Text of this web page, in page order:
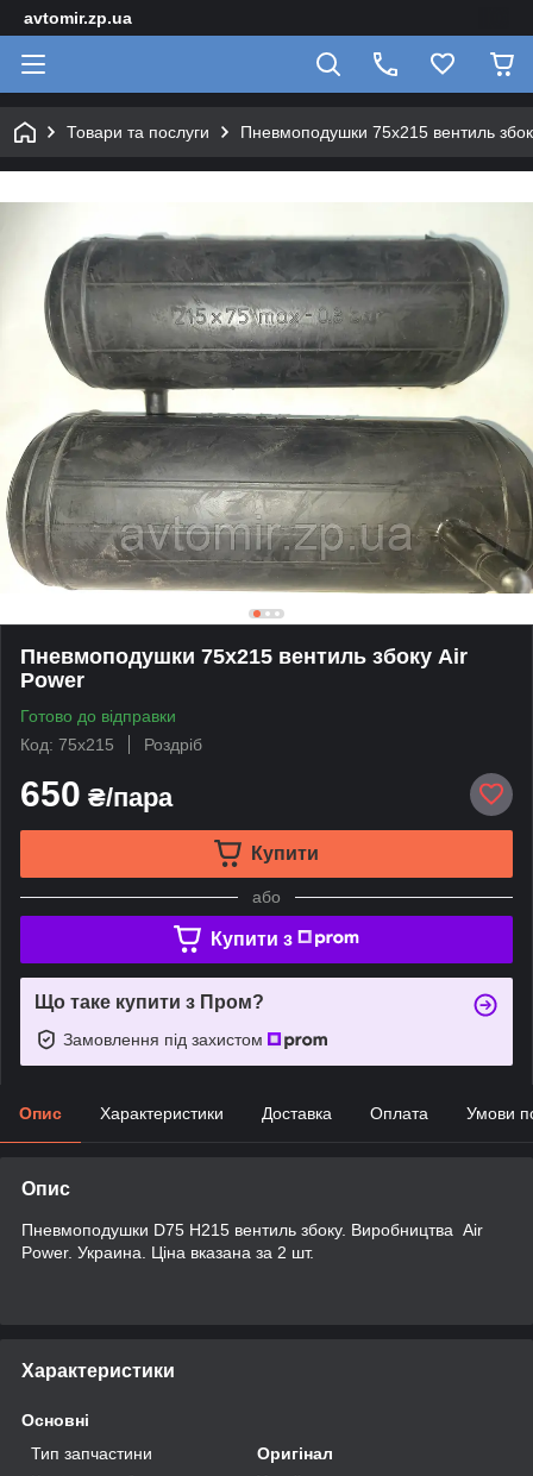
avtomir.zp.ua
Товари та послуги Пневмоподушки 75x215 вентиль
Пневмоподушки 75x215 вентиль збоку Air
Power
Готово до відправки
Код: 75x215
Роздріб
650 ₴/пара
Купити
або
Купити з
Що таке купити з Пром?
Замовлення під захистом
Опис Характеристики Доставка Оплата Умови
Опис
Пневмоподушки D75 H215 вентиль збоку. Виробництва Air
Power. Украина. Ціна вказана за 2 шт.
Характеристики
Основні
Тип запчастини
Оригінал